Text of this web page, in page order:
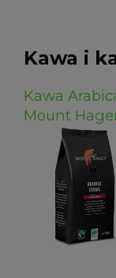
Kawa i
Kawa
Mount